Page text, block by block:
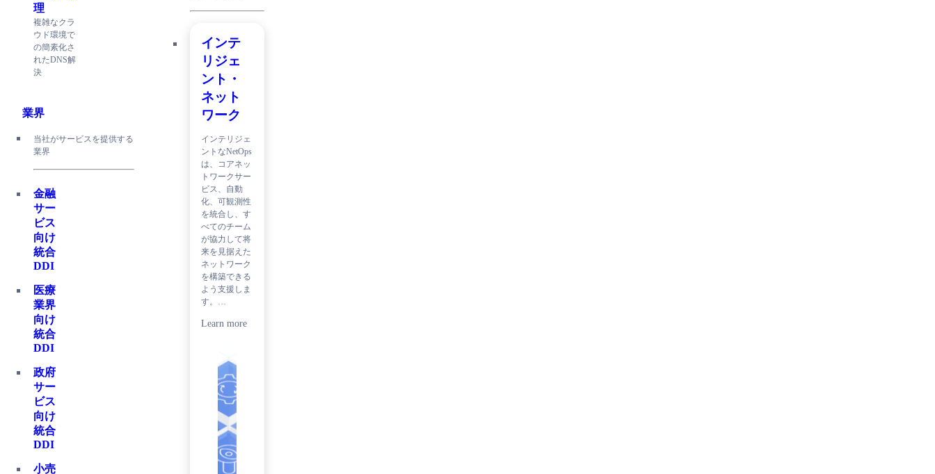
理
複雑なクラ
ウド環境で
の簡素化さ
れたDNS解
決
業界
当社がサービスを提供する
業界
金融
サー
ビス
向け
統合
DDI
医療
業界
向け
統合
DDI
政府
サー
ビス
向け
統合
DDI
小売
インテ
リジェ
ント・
ネット
ワーク
インテリジェ
ントなNetOps
は、コアネッ
トワークサー
ビス、自動
化、可観測性
を統合し、す
べてのチーム
が協力して将
来を見据えた
ネットワーク
を構築できる
よう支援しま
す。…
Learn more